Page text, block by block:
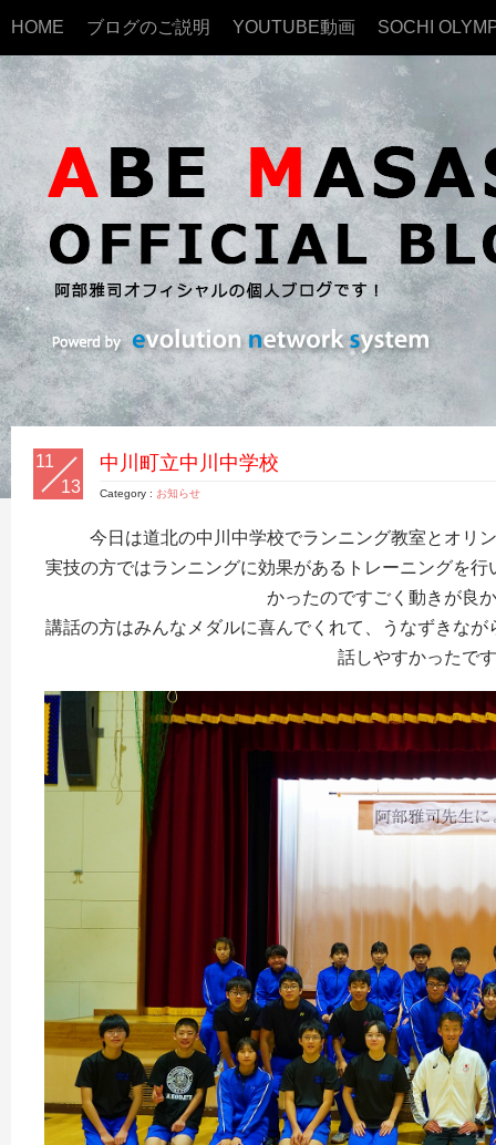
HOME ブログのご説明 YOUTUBE動画 SOCHI
11
13
中川町立中川中学校
Category : お知らせ
今日は道北の中川中学校でランニング教室とオリ
実技の方ではランニングに効果があるトレーニングを
かったのですごく動きが良
講話の方はみんなメダルに喜んでくれて、うなずきな
話しやすかったで